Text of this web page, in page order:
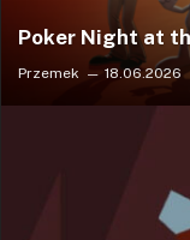
Poker Night at
Przemek 18.06.2026